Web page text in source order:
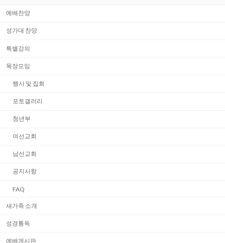
예배찬양
성가대 찬양
특별강의
목장모임
행사 및 집회
포토갤러리
청년부
여선교회
남선교회
공지사항
FAQ
새가족 소개
성경통독
예배게시판